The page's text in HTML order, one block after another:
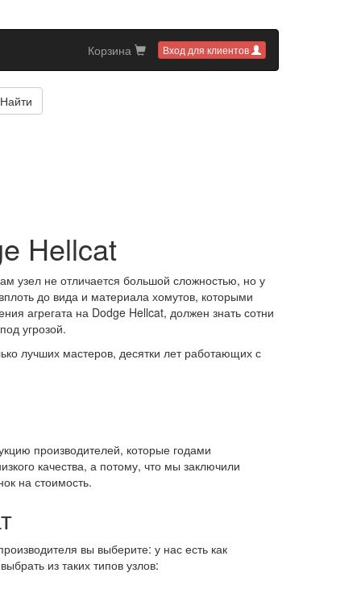
Вход для клиентов
Корзина
Найти
Hellcat
узел не отличается большой сложностью, но у
до вида и материала хомутов, которыми
агрегата на Dodge Hellcat, должен знать сотни
угрозой.
лучших мастеров, десятки лет работающих с
производителей, которые годами
качества, а потому, что мы заключили
на стоимость.
вы выберите: у нас есть как
из таких типов узлов: